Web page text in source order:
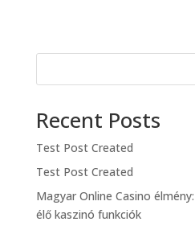
Recent Posts
Test Post Created
Test Post Created
Magyar Online Casino
élő kaszinó funkciók